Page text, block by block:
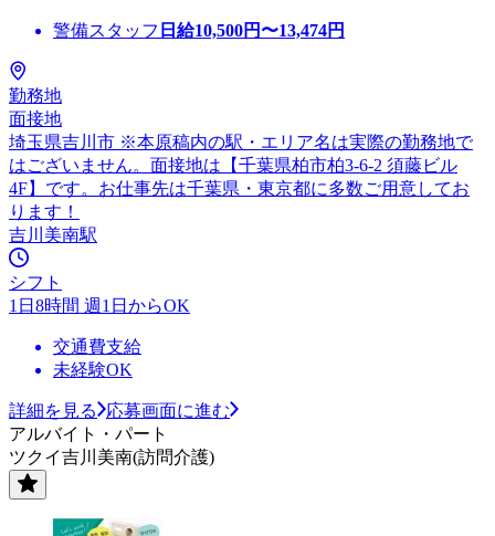
警備スタッフ 日給10,500円〜13,474円
勤務地
面接地
埼玉県吉川市 ※本原稿内の駅・エリア名は実際の勤務地で
はございません。面接地は【千葉県柏市柏3-6-2 須藤ビル
4F】です。お仕事先は千葉県・東京都に多数ご用意してお
ります！
吉川美南駅
シフト
1日8時間 週1日からOK
交通費支給
未経験OK
詳細を見る
応募画面に進む
アルバイト・パート
ツクイ吉川美南(訪問介護)